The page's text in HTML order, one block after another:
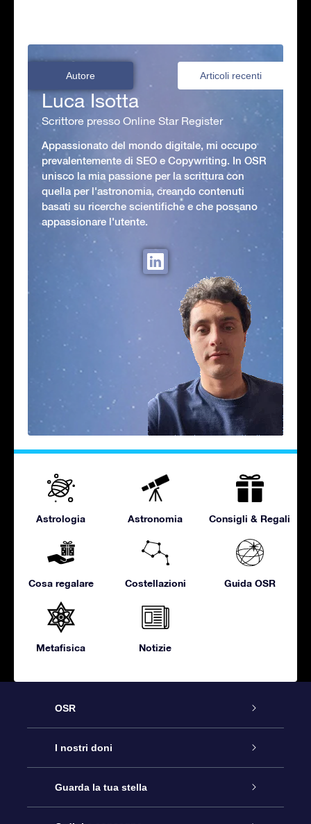
Autore Articoli recenti
Luca Isotta
Scrittore presso Online Star Register
Appassionato del mondo digitale, mi occupo
prevalentemente di SEO e Copywriting. In OSR
unisco la mia passione per la scrittura con
quella per l'astronomia, creando contenuti
basati su ricerche scientifiche e che possano
appassionare l'utente.
Astrologia Astronomia Consigli & Regali
Cosa regalare Costellazioni Guida OSR
Metafisica Notizie
OSR
Assistenza
Contattaci
I nostri doni
Online Star Gift
Guarda la tua stella